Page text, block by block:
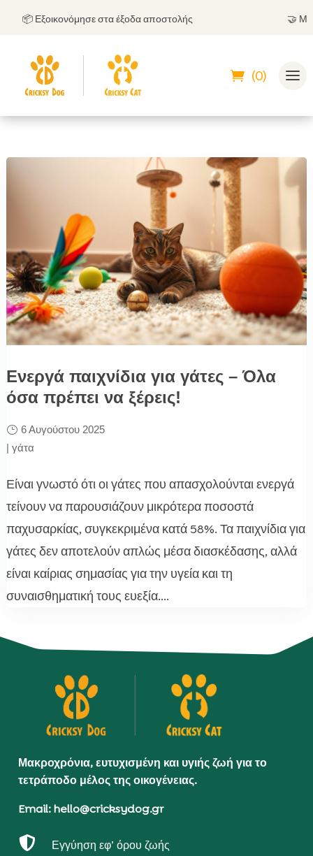
📦 Εξοικονόμησε στα έξοδα αποστολής
(0)
Ενεργά παιχνίδια για γάτες – Όλα
όσα πρέπει να ξέρεις!
6 Αυγούστου 2025
| γάτα
Είναι γνωστό ότι οι γάτες που απασχολούνται ενεργά
τείνουν να παρουσιάζουν μικρότερα ποσοστά
παχυσαρκίας, συγκεκριμένα κατά 58%. Τα παιχνίδια για
γάτες δεν αποτελούν απλώς μέσα διασκέδασης, αλλά
είναι καίριας σημασίας για την υγεία και τη
συναισθηματική τους ευεξία....
Μακροχρόνια, ευτυχισμένη και υγιής ζωή για το
τετράποδο μέλος της οικογένειας.
Email: hello@cricksydog.gr
 Εγγύηση εφ’ όρου ζωής